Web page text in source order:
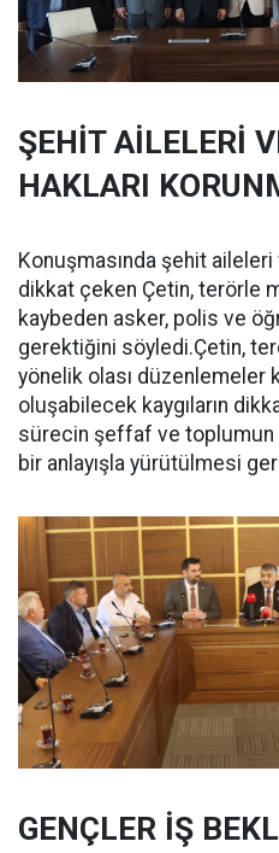
ŞEHİT AİLELERİ
HAKLARI
Konuşmasında şehit
dikkat çeken Çetin, terörle
kaybeden asker, polis ve
gerektiğini söyledi.Çetin,
yönelik olası düzenlemeler
oluşabilecek kaygıların
sürecin şeffaf ve
bir anlayışla yürütülmesi
GENÇLER İŞ